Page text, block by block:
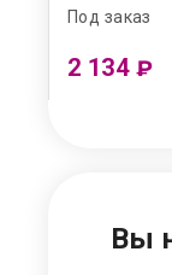
Под заказ
2 134 ₽
Вы